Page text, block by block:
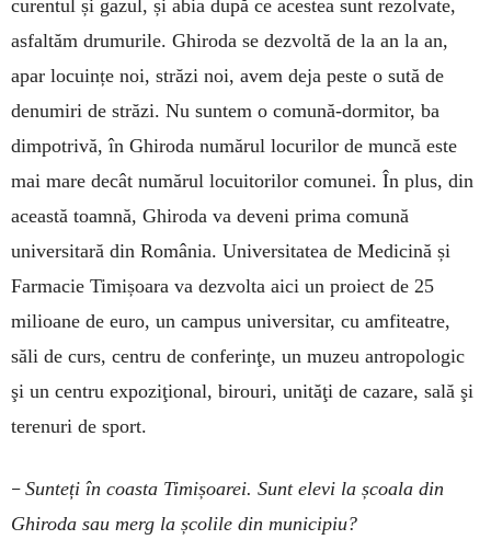
curentul și gazul, și abia după ce acestea sunt rezolvate,
asfaltăm drumurile. Ghiroda se dezvoltă de la an la an,
apar locuințe noi, străzi noi, avem deja peste o sută de
denumiri de străzi. Nu suntem o comună-dormitor, ba
dimpotrivă, în Ghiroda numărul locurilor de muncă este
mai mare decât numărul locuitorilor comunei. În plus, din
această toamnă, Ghiroda va deveni prima comună
universitară din România. Universitatea de Medicină și
Farmacie Timișoara va dezvolta aici un proiect de 25
milioane de euro, un campus universitar, cu amfiteatre,
săli de curs, centru de conferinţe, un muzeu antropologic
şi un centru expoziţional, birouri, unităţi de cazare, sală şi
terenuri de sport.
– Sunteți în coasta Timișoarei. Sunt elevi la școala din
Ghiroda sau merg la școlile din municipiu?